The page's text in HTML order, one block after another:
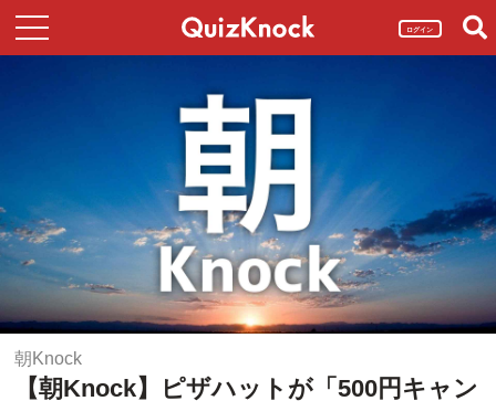
ログイン
朝Knock
【朝Knock】ピザハットが「500円キャン